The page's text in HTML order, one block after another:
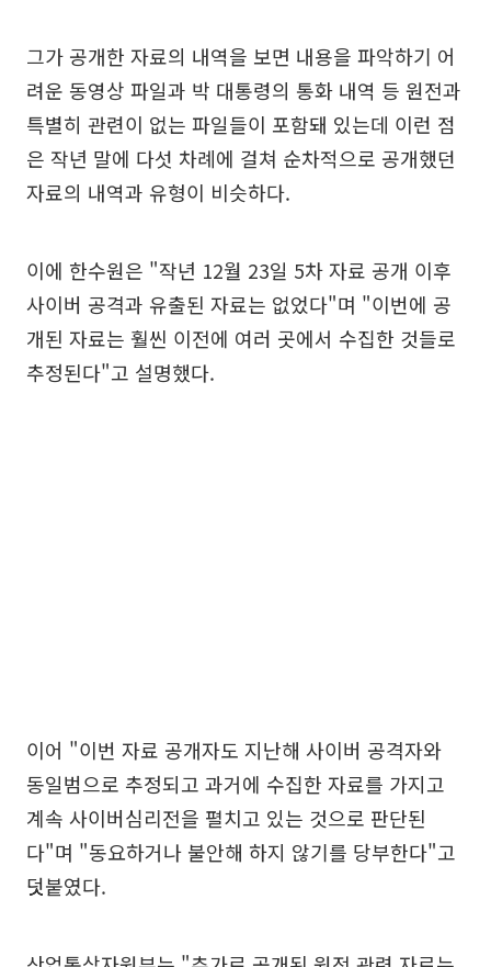
그가 공개한 자료의 내역을 보면 내용을 파악하기 어
려운 동영상 파일과 박 대통령의 통화 내역 등 원전과
특별히 관련이 없는 파일들이 포함돼 있는데 이런 점
은 작년 말에 다섯 차례에 걸쳐 순차적으로 공개했던
자료의 내역과 유형이 비슷하다.
이에 한수원은 "작년 12월 23일 5차 자료 공개 이후
사이버 공격과 유출된 자료는 없었다"며 "이번에 공
개된 자료는 훨씬 이전에 여러 곳에서 수집한 것들로
추정된다"고 설명했다.
이어 "이번 자료 공개자도 지난해 사이버 공격자와
동일범으로 추정되고 과거에 수집한 자료를 가지고
계속 사이버심리전을 펼치고 있는 것으로 판단된
다"며 "동요하거나 불안해 하지 않기를 당부한다"고
덧붙였다.